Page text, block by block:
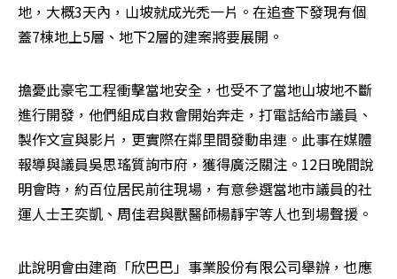
地，大概3天內，山坡就成光禿一片。在追查下發現有個
蓋7棟地上5層、地下2層的建案將要展開。
擔憂此豪宅工程衝擊當地安全，也受不了當地山坡地不斷
進行開發，他們組成自救會開始奔走，打電話給市議員、
製作文宣與影片，更實際在鄰里間發動串連。此事在媒體
報導與議員吳思瑤質詢市府，獲得廣泛關注。12日晚間說
明會時，約百位居民前往現場，有意參選當地市議員的社
運人士王奕凱、周佳君與獸醫師楊靜宇等人也到場聲援。
此說明會由建商「欣巴巴」事業股份有限公司舉辦，也應